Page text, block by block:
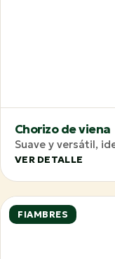
Chorizo de viena
Suave y versátil,
VER DETALLE
FIAMBRES